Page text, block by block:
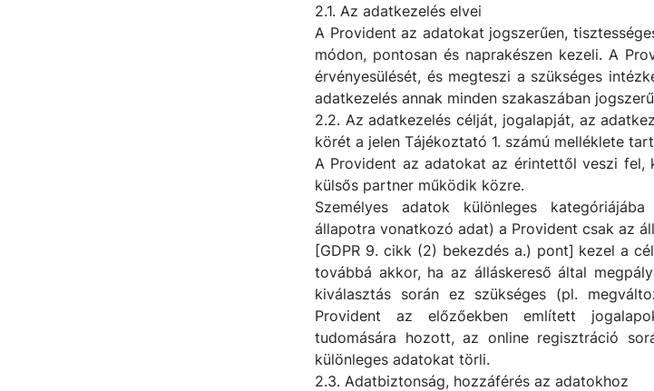
2.1. Az adatkezelés elvei
A Provident az adatokat jogszerűen,
módon, pontosan és naprakészen kezeli. A
érvényesülését, és megteszi a szükséges
adatkezelés annak minden szakaszában
2.2. Az adatkezelés célját, jogalapját, az
körét a jelen Tájékoztató 1. számú melléklete
A Provident az adatokat az érintettől veszi fel,
külsős partner működik közre.
Személyes adatok különleges
állapotra vonatkozó adat) a Provident csak az
[GDPR 9. cikk (2) bekezdés a.) pont] kezel a
továbbá akkor, ha az álláskereső által
kiválasztás során ez szükséges (pl.
Provident az előzőekben említett
tudomására hozott, az online regisztráció
különleges adatokat törli.
2.3. Adatbiztonság, hozzáférés az adatokhoz